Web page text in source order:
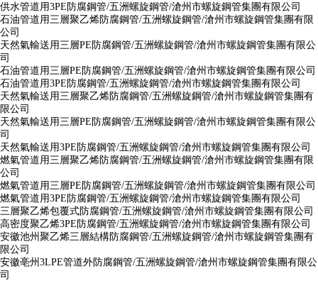
供水管道用3PE防腐鋼管/五洲螺旋鋼管/滄州市螺旋鋼管集團有限公司
石油管道用三層聚乙烯防腐鋼管/五洲螺旋鋼管/滄州市螺旋鋼管集團有限
公司
天然氣輸送用三層PE防腐鋼管/五洲螺旋鋼管/滄州市螺旋鋼管集團有限公
司
石油管道用三層PE防腐鋼管/五洲螺旋鋼管/滄州市螺旋鋼管集團有限公司
石油管道用3PE防腐鋼管/五洲螺旋鋼管/滄州市螺旋鋼管集團有限公司
天然氣輸送用三層聚乙烯防腐鋼管/五洲螺旋鋼管/滄州市螺旋鋼管集團有
限公司
天然氣輸送用三層PE防腐鋼管/五洲螺旋鋼管/滄州市螺旋鋼管集團有限公
司
天然氣輸送用3PE防腐鋼管/五洲螺旋鋼管/滄州市螺旋鋼管集團有限公司
燃氣管道用三層聚乙烯防腐鋼管/五洲螺旋鋼管/滄州市螺旋鋼管集團有限
公司
燃氣管道用三層PE防腐鋼管/五洲螺旋鋼管/滄州市螺旋鋼管集團有限公司
燃氣管道用3PE防腐鋼管/五洲螺旋鋼管/滄州市螺旋鋼管集團有限公司
三層聚乙烯包覆式防腐鋼管/五洲螺旋鋼管/滄州市螺旋鋼管集團有限公司
高密度聚乙烯3PE防腐鋼管/五洲螺旋鋼管/滄州市螺旋鋼管集團有限公司
安徽池州聚乙烯三層結構防腐鋼管/五洲螺旋鋼管/滄州市螺旋鋼管集團有
限公司
安徽亳州3LPE管道外防腐鋼管/五洲螺旋鋼管/滄州市螺旋鋼管集團有限公
司